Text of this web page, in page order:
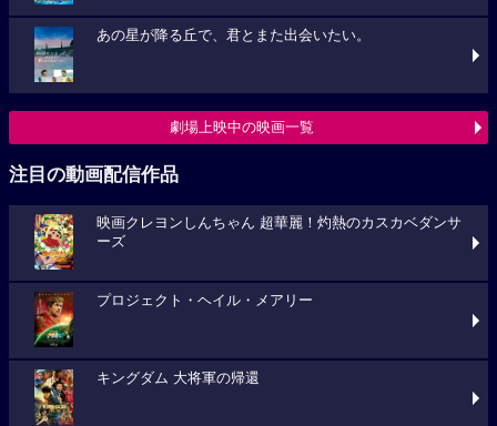
あの星が降る丘で、君とまた出会いたい。
劇場上映中の映画一覧
注目の動画配信作品
映画クレヨンしんちゃん 超華麗！灼熱のカスカベダンサ
ーズ
プロジェクト・ヘイル・メアリー
キングダム 大将軍の帰還